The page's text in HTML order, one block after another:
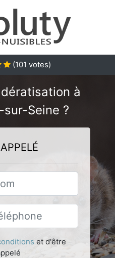
(101 votes)
à
Seine ?
et d'être